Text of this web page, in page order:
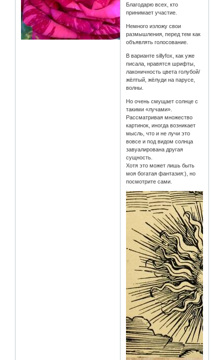
Благодарю всех, кто
принимает участие.
Немного изложу свои
размышления, перед тем как
объявлять голосование.
В варианте sillyfox, как уже
писала, нравятся шрифты,
лаконичность цвета голубой/
жёлтый, жёлуди на парусе,
волны.
Но очень смущает солнце с
такими «лучами».
Рассматривая множество
картинок, иногда возникает
мысль, что и не лучи это
вовсе и под видом солнца
завуалирована другая
сущность.
Хотя это может лишь быть
моя богатая фантазия:), но
посмотрите сами.